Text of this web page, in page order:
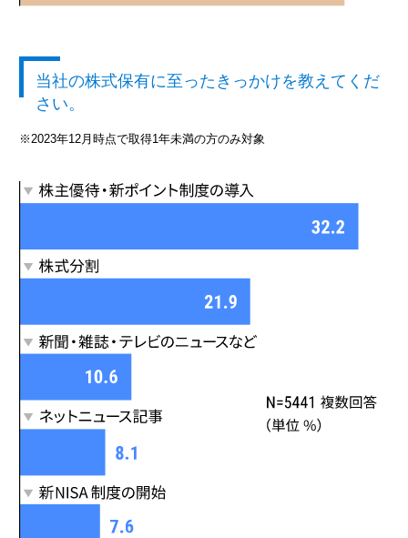
当社の株式保有に至ったきっかけを教えてくだ
さい。
※2023年12月時点で取得1年未満の方のみ対象